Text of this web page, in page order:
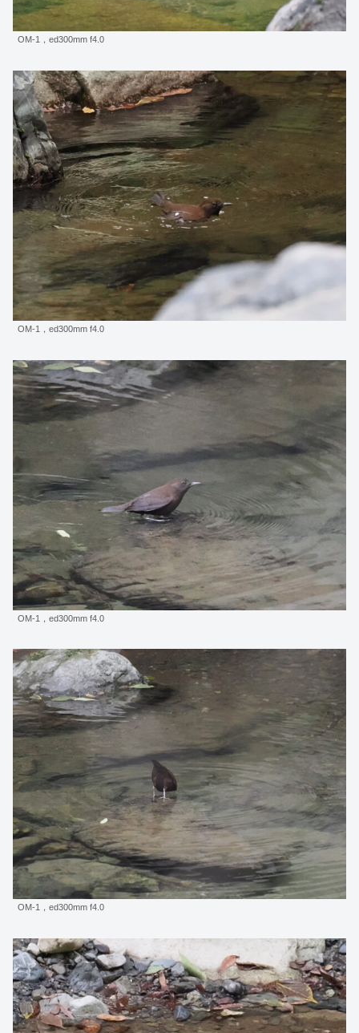
OM-1，ed300mm f4.0
OM-1，ed300mm f4.0
OM-1，ed300mm f4.0
OM-1，ed300mm f4.0